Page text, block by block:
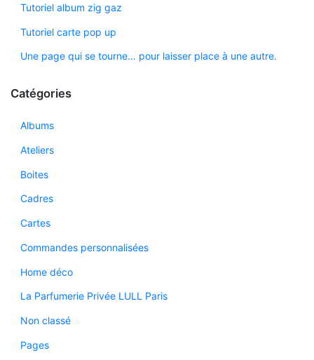
Tutoriel album zig gaz
Tutoriel carte pop up
Une page qui se tourne… pour laisser place à une autre.
Catégories
Albums
Ateliers
Boites
Cadres
Cartes
Commandes personnalisées
Home déco
La Parfumerie Privée LULL Paris
Non classé
Pages